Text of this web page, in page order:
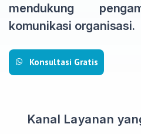
mendukung
komunikasi organisasi.
Konsultasi Gratis
Kanal Layanan